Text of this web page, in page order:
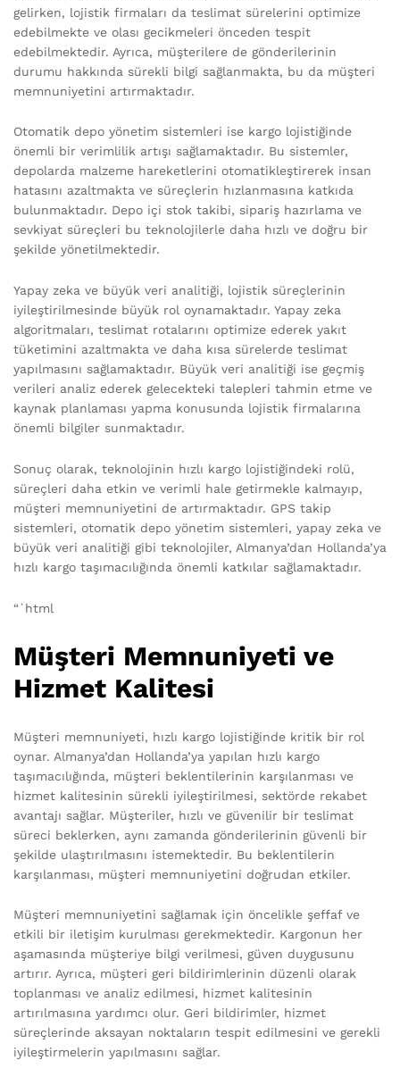
gelirken, lojistik firmaları da teslimat sürelerini optimize
edebilmekte ve olası gecikmeleri önceden tespit
edebilmektedir. Ayrıca, müşterilere de gönderilerinin
durumu hakkında sürekli bilgi sağlanmakta, bu da müşteri
memnuniyetini artırmaktadır.
Otomatik depo yönetim sistemleri ise kargo lojistiğinde
önemli bir verimlilik artışı sağlamaktadır. Bu sistemler,
depolarda malzeme hareketlerini otomatikleştirerek insan
hatasını azaltmakta ve süreçlerin hızlanmasına katkıda
bulunmaktadır. Depo içi stok takibi, sipariş hazırlama ve
sevkiyat süreçleri bu teknolojilerle daha hızlı ve doğru bir
şekilde yönetilmektedir.
Yapay zeka ve büyük veri analitiği, lojistik süreçlerinin
iyileştirilmesinde büyük rol oynamaktadır. Yapay zeka
algoritmaları, teslimat rotalarını optimize ederek yakıt
tüketimini azaltmakta ve daha kısa sürelerde teslimat
yapılmasını sağlamaktadır. Büyük veri analitiği ise geçmiş
verileri analiz ederek gelecekteki talepleri tahmin etme ve
kaynak planlaması yapma konusunda lojistik firmalarına
önemli bilgiler sunmaktadır.
Sonuç olarak, teknolojinin hızlı kargo lojistiğindeki rolü,
süreçleri daha etkin ve verimli hale getirmekle kalmayıp,
müşteri memnuniyetini de artırmaktadır. GPS takip
sistemleri, otomatik depo yönetim sistemleri, yapay zeka ve
büyük veri analitiği gibi teknolojiler, Almanya’dan Hollanda’ya
hızlı kargo taşımacılığında önemli katkılar sağlamaktadır.
“`html
Müşteri Memnuniyeti ve
Hizmet Kalitesi
Müşteri memnuniyeti, hızlı kargo lojistiğinde kritik bir rol
oynar. Almanya’dan Hollanda’ya yapılan hızlı kargo
taşımacılığında, müşteri beklentilerinin karşılanması ve
hizmet kalitesinin sürekli iyileştirilmesi, sektörde rekabet
avantajı sağlar. Müşteriler, hızlı ve güvenilir bir teslimat
süreci beklerken, aynı zamanda gönderilerinin güvenli bir
şekilde ulaştırılmasını istemektedir. Bu beklentilerin
karşılanması, müşteri memnuniyetini doğrudan etkiler.
Müşteri memnuniyetini sağlamak için öncelikle şeffaf ve
etkili bir iletişim kurulması gerekmektedir. Kargonun her
aşamasında müşteriye bilgi verilmesi, güven duygusunu
artırır. Ayrıca, müşteri geri bildirimlerinin düzenli olarak
toplanması ve analiz edilmesi, hizmet kalitesinin
artırılmasına yardımcı olur. Geri bildirimler, hizmet
süreçlerinde aksayan noktaların tespit edilmesini ve gerekli
iyileştirmelerin yapılmasını sağlar.